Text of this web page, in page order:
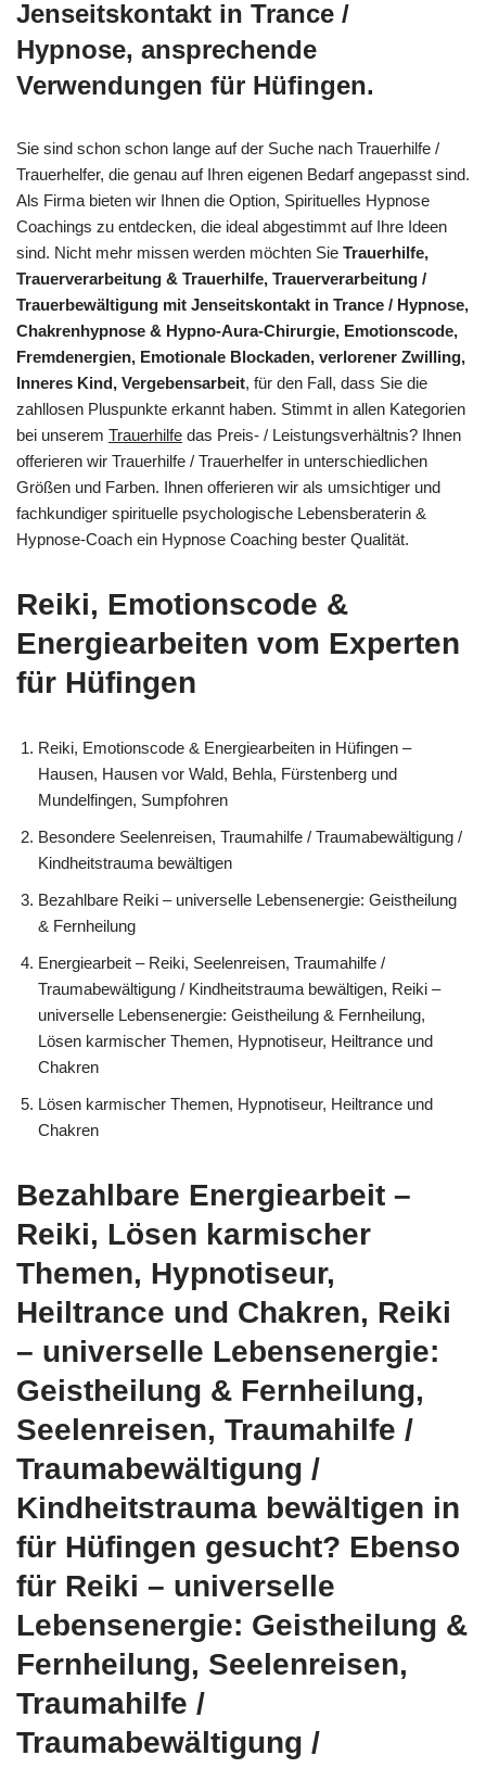
Jenseitskontakt in Trance /
Hypnose, ansprechende
Verwendungen für Hüfingen.
Sie sind schon schon lange auf der Suche nach Trauerhilfe /
Trauerhelfer, die genau auf Ihren eigenen Bedarf angepasst sind.
Als Firma bieten wir Ihnen die Option, Spirituelles Hypnose
Coachings zu entdecken, die ideal abgestimmt auf Ihre Ideen
sind. Nicht mehr missen werden möchten Sie Trauerhilfe,
Trauerverarbeitung & Trauerhilfe, Trauerverarbeitung /
Trauerbewältigung mit Jenseitskontakt in Trance / Hypnose,
Chakrenhypnose & Hypno-Aura-Chirurgie, Emotionscode,
Fremdenergien, Emotionale Blockaden, verlorener Zwilling,
Inneres Kind, Vergebensarbeit, für den Fall, dass Sie die
zahllosen Pluspunkte erkannt haben. Stimmt in allen Kategorien
bei unserem Trauerhilfe das Preis- / Leistungsverhältnis? Ihnen
offerieren wir Trauerhilfe / Trauerhelfer in unterschiedlichen
Größen und Farben. Ihnen offerieren wir als umsichtiger und
fachkundiger spirituelle psychologische Lebensberaterin &
Hypnose-Coach ein Hypnose Coaching bester Qualität.
Reiki, Emotionscode &
Energiearbeiten vom Experten
für Hüfingen
Reiki, Emotionscode & Energiearbeiten in Hüfingen –
Hausen, Hausen vor Wald, Behla, Fürstenberg und
Mundelfingen, Sumpfohren
Besondere Seelenreisen, Traumahilfe / Traumabewältigung /
Kindheitstrauma bewältigen
Bezahlbare Reiki – universelle Lebensenergie: Geistheilung
& Fernheilung
Energiearbeit – Reiki, Seelenreisen, Traumahilfe /
Traumabewältigung / Kindheitstrauma bewältigen, Reiki –
universelle Lebensenergie: Geistheilung & Fernheilung,
Lösen karmischer Themen, Hypnotiseur, Heiltrance und
Chakren
Lösen karmischer Themen, Hypnotiseur, Heiltrance und
Chakren
Bezahlbare Energiearbeit –
Reiki, Lösen karmischer
Themen, Hypnotiseur,
Heiltrance und Chakren, Reiki
– universelle Lebensenergie:
Geistheilung & Fernheilung,
Seelenreisen, Traumahilfe /
Traumabewältigung /
Kindheitstrauma bewältigen in
für Hüfingen gesucht? Ebenso
für Reiki – universelle
Lebensenergie: Geistheilung &
Fernheilung, Seelenreisen,
Traumahilfe /
Traumabewältigung /